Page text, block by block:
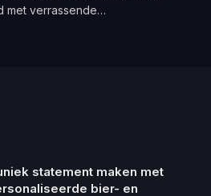
met verrassende…
statement maken met
bier- en